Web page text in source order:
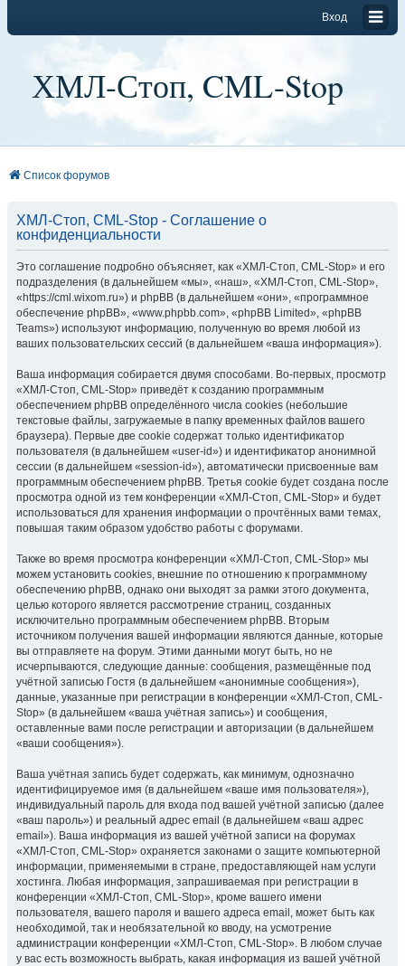
Вход
ХМЛ-Стоп, CML-Stop
Список форумов
ХМЛ-Стоп, CML-Stop - Соглашение о
конфиденциальности
Это соглашение подробно объясняет, как «ХМЛ-Стоп, CML-Stop» и его
подразделения (в дальнейшем «мы», «наш», «ХМЛ-Стоп, CML-Stop»,
«https://cml.wixom.ru») и phpBB (в дальнейшем «они», «программное
обеспечение phpBB», «www.phpbb.com», «phpBB Limited», «phpBB
Teams») используют информацию, полученную во время любой из
ваших пользовательских сессий (в дальнейшем «ваша информация»).
Ваша информация собирается двумя способами. Во-первых, просмотр
«ХМЛ-Стоп, CML-Stop» приведёт к созданию программным
обеспечением phpBB определённого числа cookies (небольшие
текстовые файлы, загружаемые в папку временных файлов вашего
браузера). Первые две cookie содержат только идентификатор
пользователя (в дальнейшем «user-id») и идентификатор анонимной
сессии (в дальнейшем «session-id»), автоматически присвоенные вам
программным обеспечением phpBB. Третья cookie будет создана после
просмотра одной из тем конференции «ХМЛ-Стоп, CML-Stop» и будет
использоваться для хранения информации о прочтённых вами темах,
повышая таким образом удобство работы с форумами.
Также во время просмотра конференции «ХМЛ-Стоп, CML-Stop» мы
можем установить cookies, внешние по отношению к программному
обеспечению phpBB, однако они выходят за рамки этого документа,
целью которого является рассмотрение страниц, созданных
исключительно программным обеспечением phpBB. Вторым
источником получения вашей информации являются данные, которые
вы отправляете на форум. Этими данными могут быть, но не
исчерпываются, следующие данные: сообщения, размещённые под
учётной записью Гостя (в дальнейшем «анонимные сообщения»),
данные, указанные при регистрации в конференции «ХМЛ-Стоп, CML-
Stop» (в дальнейшем «ваша учётная запись») и сообщения,
оставленные вами после регистрации и авторизации (в дальнейшем
«ваши сообщения»).
Ваша учётная запись будет содержать, как минимум, однозначно
идентифицируемое имя (в дальнейшем «ваше имя пользователя»),
индивидуальный пароль для входа под вашей учётной записью (далее
«ваш пароль») и реальный адрес email (в дальнейшем «ваш адрес
email»). Ваша информация из вашей учётной записи на форумах
«ХМЛ-Стоп, CML-Stop» охраняется законами о защите компьютерной
информации, применяемыми в стране, предоставляющей нам услуги
хостинга. Любая информация, запрашиваемая при регистрации в
конференции «ХМЛ-Стоп, CML-Stop», кроме вашего имени
пользователя, вашего пароля и вашего адреса email, может быть как
необходимой, так и необязательной ко вводу, на усмотрение
администрации конференции «ХМЛ-Стоп, CML-Stop». В любом случае
у вас есть возможность выбрать, какая информация из вашей учётной